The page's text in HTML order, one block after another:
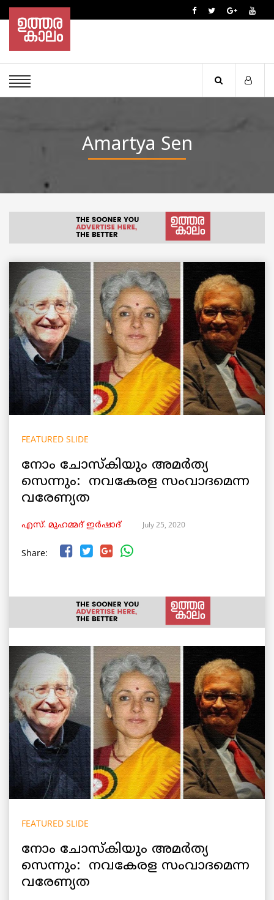
Amartya Sen
FEATURED SLIDE
നോം ചോസ്കിയും അമർത്യ
സെന്നും: നവകേരള സംവാദമെന്ന
വരേണ്യത
എസ്. മുഹമ്മദ് ഇർഷാദ് July 25, 2020
Share:
FEATURED SLIDE
നോം ചോസ്കിയും അമർത്യ
സെന്നും: നവകേരള സംവാദമെന്ന
വരേണ്യത